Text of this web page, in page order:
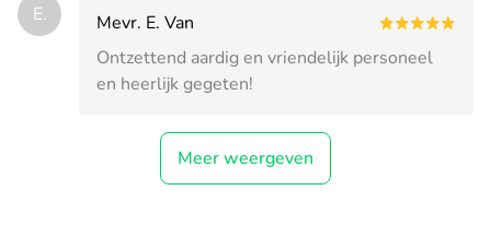
E.
Mevr. E. Van
Ontzettend aardig en vriendelijk personeel
en heerlijk gegeten!
Meer weergeven